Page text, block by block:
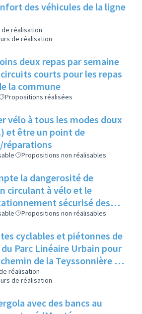
des véhicules de la ligne
de réalisation
de réalisation
deux repas par semaine
courts pour les repas
la commune
Propositions réalisées
vélo à tous les modes doux
et être un point de
Propositions non réalisables
la dangerosité de
circulant à vélo et le
sécurisé des
un atelier vélo
Propositions non réalisables
cyclables et piétonnes de
Parc Linéaire Urbain pour
de la Teyssonnière et
réalisation
de réalisation
avec des bancs au